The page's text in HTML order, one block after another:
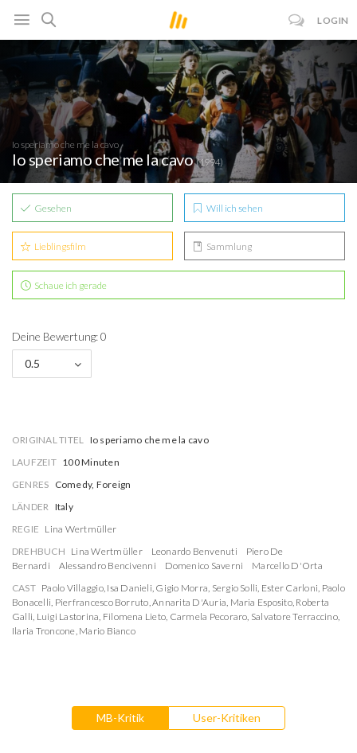
LOGIN
Io speriamo che me la cavo
Io speriamo che me la cavo(1994)
Gesehen Will ich sehen
Lieblingsfilm Sammlung
Schaue ich gerade
Deine Bewertung: 0
0.5
ORIGINAL TITEL Io speriamo che me la cavo
LAUFZEIT 100 Minuten
GENRES Comedy, Foreign
LÄNDER Italy
REGIE Lina Wertmüller
DREHBUCH Lina Wertmüller Leonardo Benvenuti
Piero De
Bernardi
Alessandro Bencivenni Domenico Saverni
Marcello D'Orta
CAST Paolo Villaggio, Isa Danieli, Gigio Morra, Sergio Solli, Ester Carloni, Paolo
Bonacelli, Pierfrancesco Borruto,Annarita D'Auria, Maria Esposito, Roberta
Galli, Luigi Lastorina, Filomena Lieto, Carmela Pecoraro, Salvatore Terraccino,
Ilaria Troncone, Mario Bianco
MB-Kritik User-Kritiken